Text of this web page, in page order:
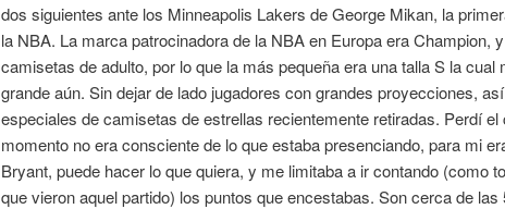
dos siguientes ante los Minneapolis Lakers de George Mikan, la
la NBA. La marca patrocinadora de la NBA en Europa era Champion,
camisetas de adulto, por lo que la más pequeña era una talla S la cual
grande aún. Sin dejar de lado jugadores con grandes proyecciones,
especiales de camisetas de estrellas recientemente retiradas. Perdí el
momento no era consciente de lo que estaba presenciando, para mi
Bryant, puede hacer lo que quiera, y me limitaba a ir contando (como
que vieron aquel partido) los puntos que encestabas. Son cerca de las